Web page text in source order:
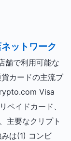
ットワーク
舗で利用可能な
カードの主流ブ
Visa
イドカード、
主要なクリプト
は(1) コンビ